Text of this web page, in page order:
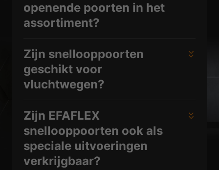
openende poorten in het
assortiment?
Zijn snellooppoorten
geschikt voor
vluchtwegen?
Zijn EFAFLEX
snellooppoorten ook als
speciale uitvoeringen
verkrijgbaar?